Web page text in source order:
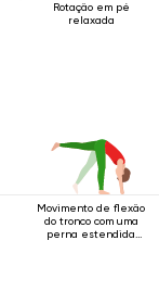
Rotação em pé
relaxada
Movimento de flexão
do tronco com uma
perna estendida